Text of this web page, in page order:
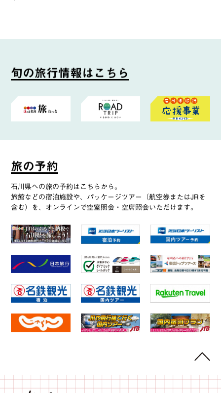
旬の旅行情報は こ ち ら
旅の予約
石川県への旅の予約はこちらから。
旅館などの宿泊施設や、パッケージツアー（航空券またはJRを
含む）を、オンラインで空室照会・空席照会いただけます。